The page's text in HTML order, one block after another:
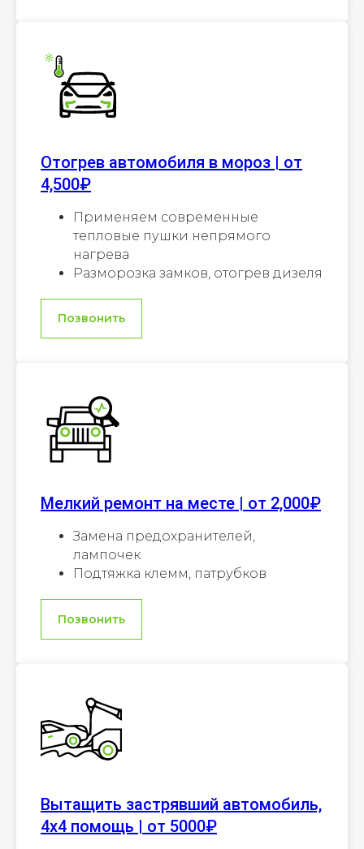
Отогрев автомобиля в мороз | от
4,500₽
Применяем современные
тепловые пушки непрямого
нагрева
Разморозка замков, отогрев дизеля
Позвонить
Мелкий ремонт на месте | от 2,000₽
Замена предохранителей,
лампочек
Подтяжка клемм, патрубков
Позвонить
Вытащить застрявший автомобиль,
4х4 помощь | от 5000₽